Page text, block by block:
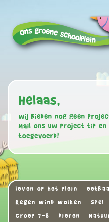
Helaas,
wij bieden nog geen
Mail ons uw project tip
toegevoerd!
leven op het plein
Regen wind wolken
Spel
Groep 7-8
Dieren